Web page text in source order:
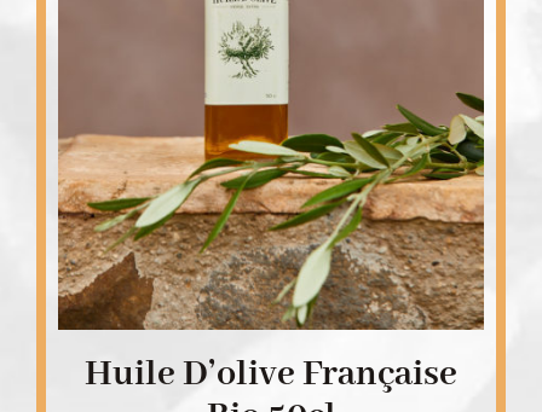
Huile D’olive Française